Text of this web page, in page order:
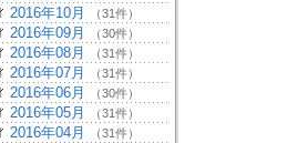
2016年10月 （31件）
2016年09月 （30件）
2016年08月 （31件）
2016年07月 （31件）
2016年06月 （30件）
2016年05月 （31件）
2016年04月 （31件）